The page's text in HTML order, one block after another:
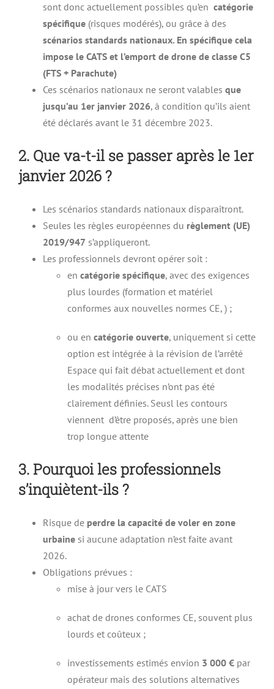
sont donc actuellement possibles qu’en catégorie
spécifique (risques modérés), ou grâce à des
scénarios standards nationaux. En spécifique cela
impose le CATS et l’emport de drone de classe C5
(FTS + Parachute)
Ces scénarios nationaux ne seront valables que
jusqu’au 1er janvier 2026, à condition qu’ils aient
été déclarés avant le 31 décembre 2023.
2. Que va-t-il se passer après le 1er
janvier 2026 ?
Les scénarios standards nationaux disparaîtront.
Seules les règles européennes du règlement (UE)
2019/947 s’appliqueront.
Les professionnels devront opérer soit :
en catégorie spécifique, avec des exigences
plus lourdes (formation et matériel
conformes aux nouvelles normes CE, ) ;
ou en catégorie ouverte, uniquement si cette
option est intégrée à la révision de l’arrêté
Espace qui fait débat actuellement et dont
les modalités précises n’ont pas été
clairement définies. Seusl les contours
viennent d’être proposés, après une bien
trop longue attente
3. Pourquoi les professionnels
s’inquiètent-ils ?
Risque de perdre la capacité de voler en zone
urbaine si aucune adaptation n’est faite avant
2026.
Obligations prévues :
mise à jour vers le CATS
achat de drones conformes CE, souvent plus
lourds et coûteux ;
investissements estimés envion 3 000 € par
opérateur mais des solutions alternatives